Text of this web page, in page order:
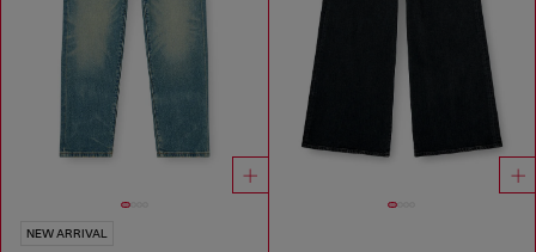
NEW ARRIVAL